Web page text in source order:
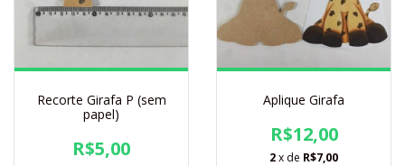
Recorte Girafa P (sem
papel)
R$5,00
Aplique Girafa
R$12,00
2x de R$7,00